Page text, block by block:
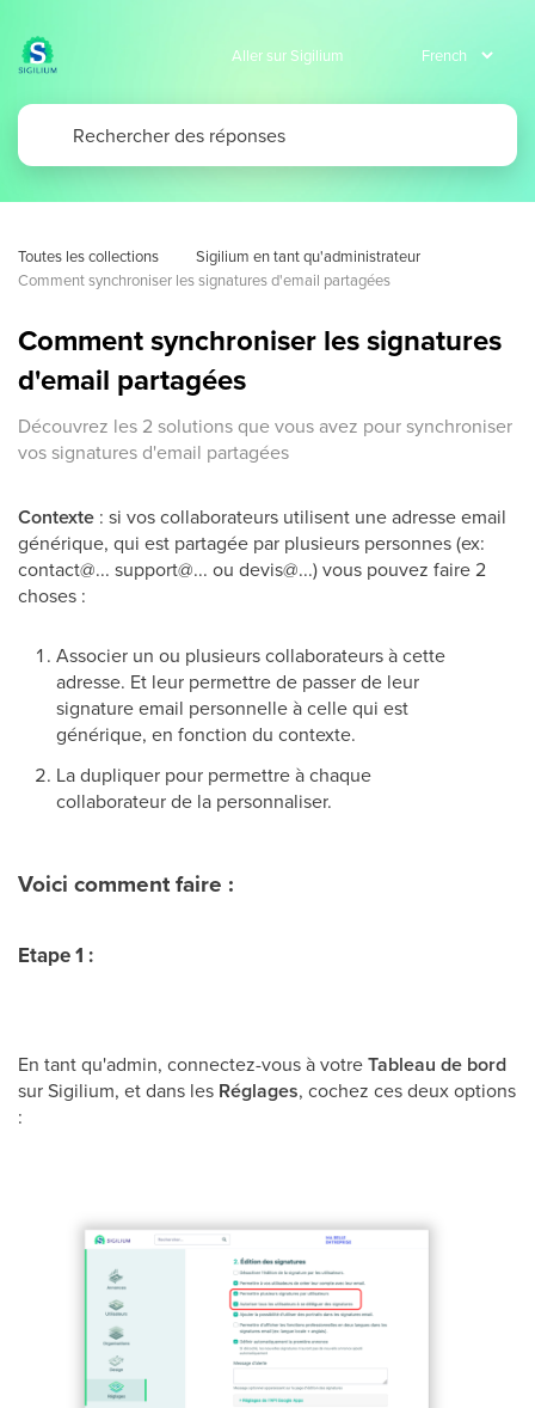
Aller sur Sigilium
Toutes les collections
Sigilium en tant qu'administrateur
Comment synchroniser les signatures d'email partagées
Comment synchroniser les signatures
d'email partagées
Découvrez les 2 solutions que vous avez pour synchroniser
vos signatures d'email partagées
Contexte : si vos collaborateurs utilisent une adresse email
générique, qui est partagée par plusieurs personnes (ex:
contact@... support@... ou devis@...) vous pouvez faire 2
choses :
Associer un ou plusieurs collaborateurs à cette
adresse. Et leur permettre de passer de leur
signature email personnelle à celle qui est
générique, en fonction du contexte.
La dupliquer pour permettre à chaque
collaborateur de la personnaliser.
Voici comment faire :
Etape 1 :
En tant qu'admin, connectez-vous à votreTableau de bord
sur Sigilium, et dans les Réglages, cochez ces deux options
: